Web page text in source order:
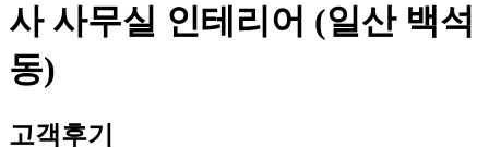
사 사무실 인테리어 (일산 백석
동)
고객후기